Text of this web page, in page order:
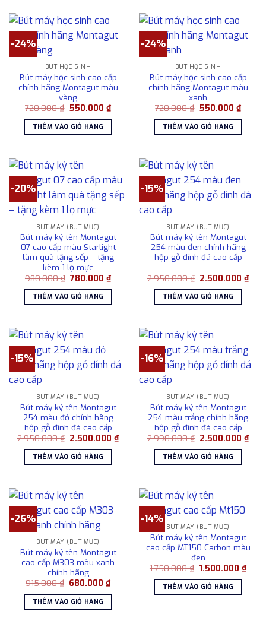
-24%
BÚT HỌC SINH
Bút máy học sinh cao cấp
chính hãng Montagut màu
vàng
720.000₫ Giá
là:
720.000 ₫.
550.000 ₫Giá
tại
THÊM VÀO GIỎ HÀNG
-24%
BÚT HỌC SINH
Bút máy học sinh cao cấp
chính hãng Montagut màu
xanh
720.000₫ Giá
là:
720.000 ₫.
550.000 ₫Giá
tại
THÊM VÀO GIỎ HÀNG
-20%
BÚT MÁY (BÚT MỰC)
Bút máy ký tên Montagut
07 cao cấp màu Starlight
làm quà tặng sếp – tặng
kèm 1 lọ mực
980.000₫ Giá
là:
980.000 ₫.
780.000₫Giá
hiện
tại
780.000 ₫.
THÊM VÀO GIỎ HÀNG
-15%
BÚT MÁY (BÚT MỰC)
Bút máy ký tên Montagut
254 màu đen chính hãng
hộp gỗ đính đá cao cấp
2.950.000₫ Giá
là:
2.950.000 ₫.
2.500.000₫Giá
hiện
THÊM VÀO GIỎ HÀNG
-15%
BÚT MÁY (BÚT MỰC)
Bút máy ký tên Montagut
254 màu đỏ chính hãng
hộp gỗ đính đá cao cấp
2.950.000₫ Giá
là:
2.950.000 ₫.
2.500.000₫Giá
hiện
2.500.000 ₫.
THÊM VÀO GIỎ HÀNG
-16%
BÚT MÁY (BÚT MỰC)
Bút máy ký tên Montagut
254 màu trắng chính hãng
hộp gỗ đính đá cao cấp
2.990.000₫ Giá
là:
2.990.000 ₫.
2.500.000₫Giá
hiện
THÊM VÀO GIỎ HÀNG
-26%
BÚT MÁY (BÚT MỰC)
Bút máy ký tên Montagut
cao cấp M303 màu xanh
chính hãng
915.000₫ Giá
là:
915.000 ₫.
680.000₫Giá
hiện
tại
680.000 ₫.
THÊM VÀO GIỎ HÀNG
-14%
BÚT MÁY (BÚT MỰC)
Bút máy ký tên Montagut
cao cấp MT150 Carbon màu
đen
1.750.000₫ Giá
là:
1.750.000 ₫.
1.500.000₫Giá
hiện
THÊM VÀO GIỎ HÀNG